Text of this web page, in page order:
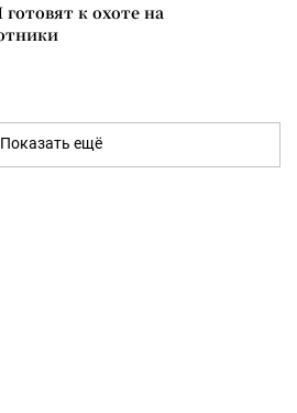
к охоте на
Показать ещё